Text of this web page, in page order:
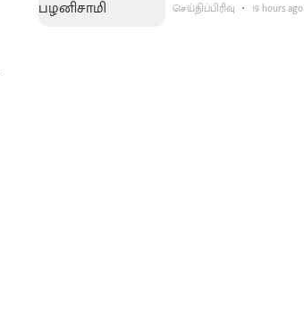
செய்திப்பிரிவு 19 hours ago